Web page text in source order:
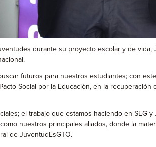
durante su proyecto escolar y de
futuros para nuestros estudiantes; con
Social por la Educación, en la
el trabajo que estamos haciendo en
nuestros principales aliados, donde la
de JuventudEsGTO.